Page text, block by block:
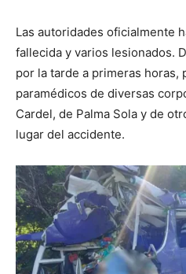
Las autoridades oficialmente
fallecida y varios lesionados.
por la tarde a primeras
paramédicos de diversas
Cardel, de Palma Sola y de
lugar del accidente.